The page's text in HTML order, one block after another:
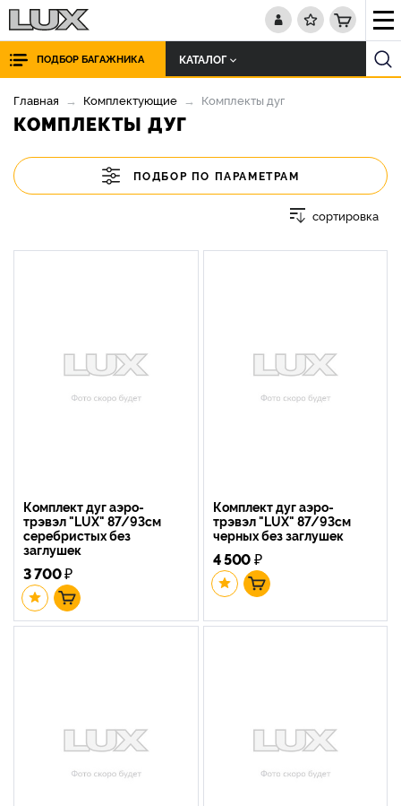
ПОДБОР БАГАЖНИКА КАТАЛОГ
Главная Комплектующие Комплекты дуг
КОМПЛЕКТЫ ДУГ
ПОДБОР ПО ПАРАМЕТРАМ
сортировка
Комплект дуг аэро-
трэвэл "LUX" 87/93см
серебристых без
заглушек
3 700₽
Комплект дуг аэро-
трэвэл "LUX" 87/93см
черных без заглушек
4 500₽